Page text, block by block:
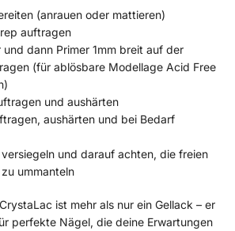
(anrauen oder mattieren)
auftragen
dann Primer 1mm breit auf der
(für ablösbare Modellage Acid Free
und aushärten
aushärten und bei Bedarf
und darauf achten, die freien
ummanteln
ist mehr als nur ein Gellack – er
perfekte Nägel, die deine Erwartungen